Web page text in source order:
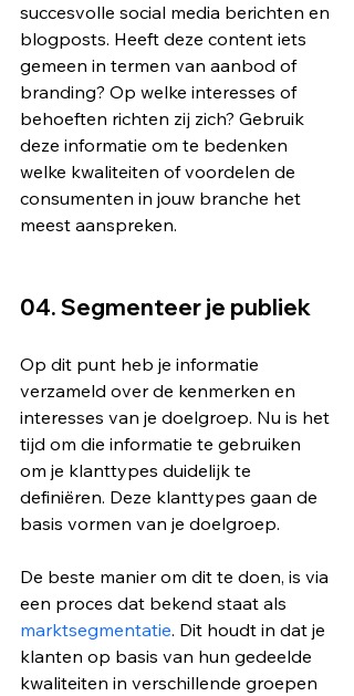
succesvolle social media berichten en
blogposts. Heeft deze content iets
gemeen in termen van aanbod of
branding? Op welke interesses of
behoeften richten zij zich? Gebruik
deze informatie om te bedenken
welke kwaliteiten of voordelen de
consumenten in jouw branche het
meest aanspreken.
04. Segmenteer je publiek
Op dit punt heb je informatie
verzameld over de kenmerken en
interesses van je doelgroep. Nu is het
tijd om die informatie te gebruiken
om je klanttypes duidelijk te
definiëren. Deze klanttypes gaan de
basis vormen van je doelgroep.
De beste manier om dit te doen, is via
een proces dat bekend staat als
marktsegmentatie. Dit houdt in dat je
klanten op basis van hun gedeelde
kwaliteiten in verschillende groepen